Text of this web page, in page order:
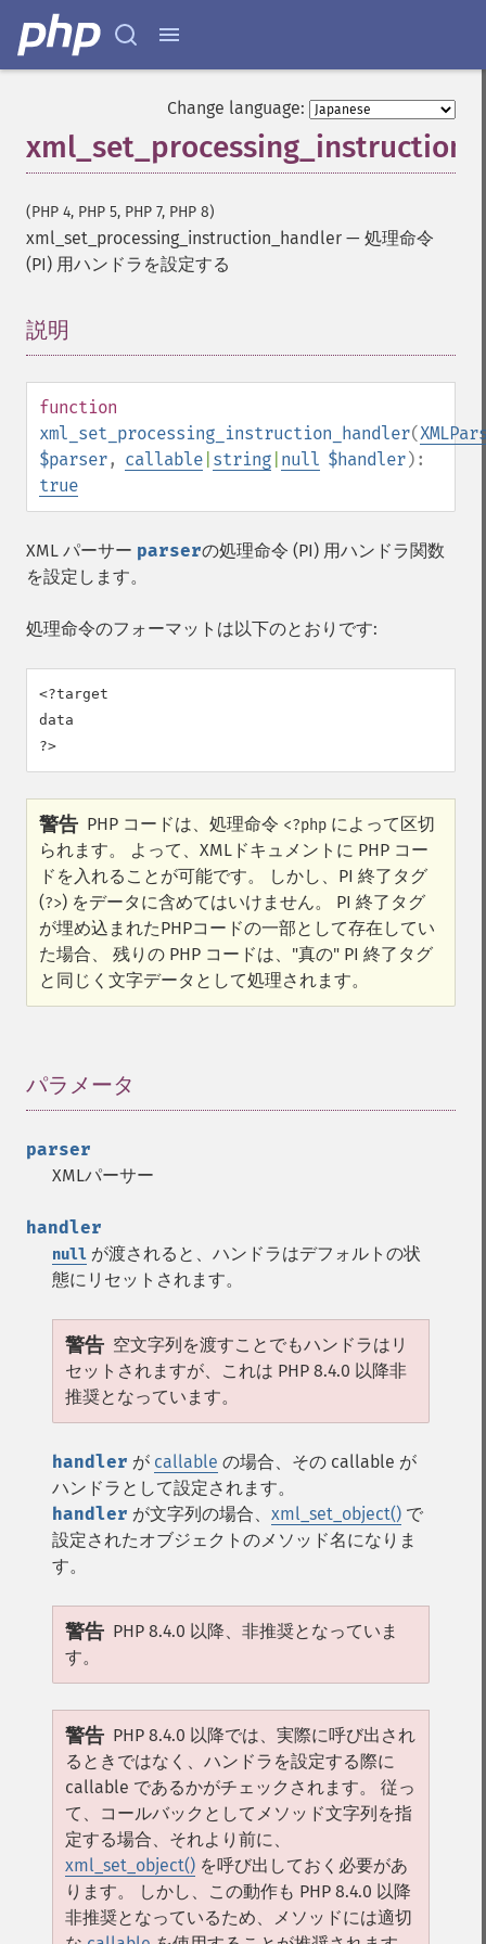
Change language:
(PHP 4, PHP 5, PHP 7, PHP 8)
xml_set_processing_instruction_handler — 処理命令
(PI) 用ハンドラを設定する
説明
function
xml_set_processing_instruction_handler(
$parser, callable string null $handler):
true
XML パーサー parserの処理命令 (PI) 用ハンドラ関数
を設定します。
処理命令のフォーマットは以下のとおりです:
<?target
data
?>
警告 PHP コードは、処理命令 <?php によって区切
られます。 よって、XMLドキュメントに PHP コー
ドを入れることが可能です。 しかし、PI 終了タグ
(?>) をデータに含めてはいけません。 PI 終了タグ
が埋め込まれたPHPコードの一部として存在してい
た場合、 残りの PHP コードは、"真の" PI 終了タグ
と同じく文字データとして処理されます。
パラメータ
parser
XMLパーサー
handler
null が渡されると、ハンドラはデフォルトの状
態にリセットされます。
警告 空文字列を渡すことでもハンドラはリ
セットされますが、これは PHP 8.4.0 以降非
推奨となっています。
handler が callable の場合、その callable が
ハンドラとして設定されます。
handler が文字列の場合、 xml_set_object() で
設定されたオブジェクトのメソッド名になりま
す。
警告 PHP 8.4.0 以降、非推奨となっていま
す。
警告 PHP 8.4.0 以降では、実際に呼び出され
るときではなく、ハンドラを設定する際に
callable であるかがチェックされます。 従っ
て、コールバックとしてメソッド文字列を指
定する場合、それより前に、
xml_set_object() を呼び出しておく必要があ
ります。 しかし、この動作も PHP 8.4.0 以降
非推奨となっているため、メソッドには適切